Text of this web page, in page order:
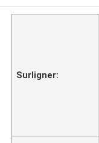
Surligner: